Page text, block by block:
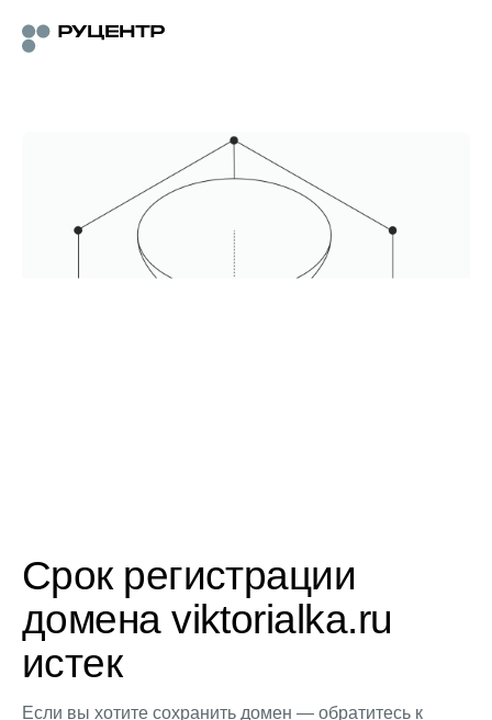
Срок регистрации
домена viktorialka.ru
истек
Если вы хотите сохранить домен — обратитесь к